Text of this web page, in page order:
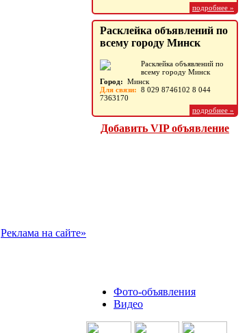
Реклама на сайте»
подробнее »
Расклейка объявлений по
всему городу Минск
Расклейка объявлений по
всему городу Минск
Город: Минск
Для связи: 8 029 8746102 8 044
7363170
подробнее »
Добавить VIP объявление
Фото-объявления
Видео